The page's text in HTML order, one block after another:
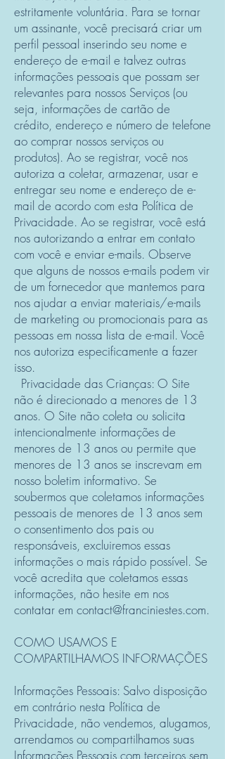
estritamente voluntária. Para se tornar
um assinante, você precisará criar um
perfil pessoal inserindo seu nome e
endereço de e-mail e talvez outras
informações pessoais que possam ser
relevantes para nossos Serviços (ou
seja, informações de cartão de
crédito, endereço e número de telefone
ao comprar nossos serviços ou
produtos). Ao se registrar, você nos
autoriza a coletar, armazenar, usar e
entregar seu nome e endereço de e-
mail de acordo com esta Política de
Privacidade. Ao se registrar, você está
nos autorizando a entrar em contato
com você e enviar e-mails. Observe
que alguns de nossos e-mails podem vir
de um fornecedor que mantemos para
nos ajudar a enviar materiais/e-mails
de marketing ou promocionais para as
pessoas em nossa lista de e-mail. Você
nos autoriza especificamente a fazer
isso.
Privacidade das Crianças: O Site
não é direcionado a menores de 13
anos. O Site não coleta ou solicita
intencionalmente informações de
menores de 13 anos ou permite que
menores de 13 anos se inscrevam em
nosso boletim informativo. Se
soubermos que coletamos informações
pessoais de menores de 13 anos sem
o consentimento dos pais ou
responsáveis, excluiremos essas
informações o mais rápido possível. Se
você acredita que coletamos essas
informações, não hesite em nos
contatar em contact@franciniestes.com.
COMO USAMOS E
COMPARTILHAMOS INFORMAÇÕES
Informações Pessoais: Salvo disposição
em contrário nesta Política de
Privacidade, não vendemos, alugamos,
arrendamos ou compartilhamos suas
Informações Pessoais com terceiros sem